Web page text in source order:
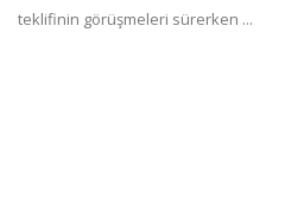
teklifinin görüşmeleri sürerken ...